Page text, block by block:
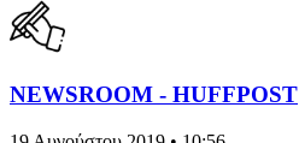
NEWSROOM - HUFFPOST